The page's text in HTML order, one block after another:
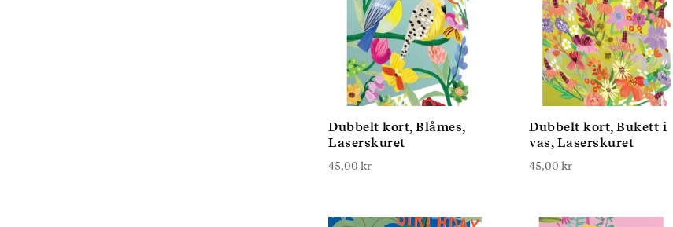
Dubbelt kort, Blåmes,
Laserskuret
45,00 kr
Dubbelt kort, Bukett i
vas, Laserskuret
45,00 kr